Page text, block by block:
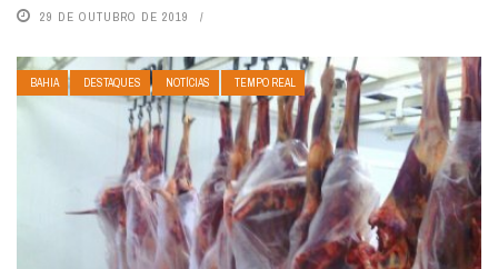
29 DE OUTUBRO DE 2019
BAHIA DESTAQUES NOTÍCIAS TEMPO REAL